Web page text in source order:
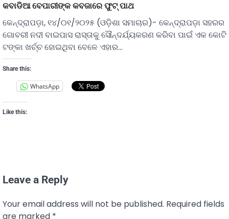
କବାଡିଆ ବେପାରୀଙ୍କ କବଜାରେ ଫୁଟ୍ ପାଥ
କେନ୍ଦ୍ରାପଡ଼ା, ୧୪/୦୧/୨୦୨୫ (ଓଡ଼ିଶା ସମାଚାର)- କେନ୍ଦ୍ରାପଡ଼ା ସହରର
ଗୋବରୀ ନଦୀ ବାଇପାସ ରାସ୍ତାକୁ ସୌନ୍ଦର୍ଯ୍ୟକରଣ କରିବା ପାଇଁ ଏକ କୋଟି
ଟଙ୍କା ଖର୍ଚ୍ଚ ହୋଇଥିବା ବେଳେ ଏହାର…
Share this:
WhatsApp
Like this:
Leave a Reply
Your email address will not be published. Required fields
are marked *